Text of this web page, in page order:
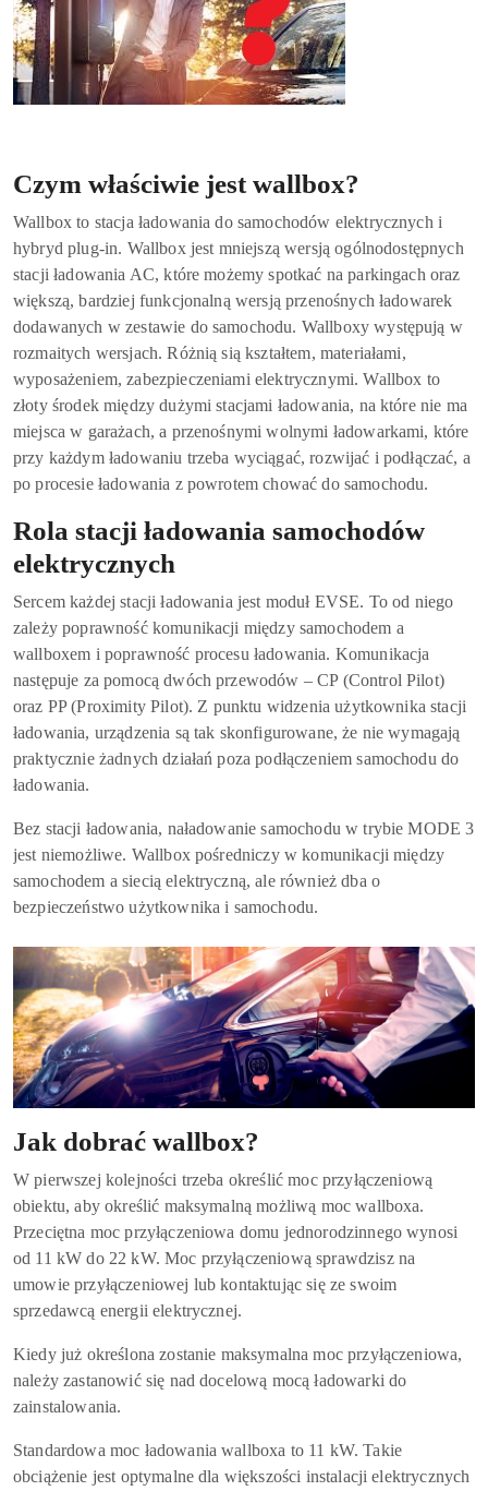
Czym właściwie jest wallbox?
Wallbox to stacja ładowania do samochodów elektrycznych i
hybryd plug-in. Wallbox jest mniejszą wersją ogólnodostępnych
stacji ładowania AC, które możemy spotkać na parkingach oraz
większą, bardziej funkcjonalną wersją przenośnych ładowarek
dodawanych w zestawie do samochodu. Wallboxy występują w
rozmaitych wersjach. Różnią sią kształtem, materiałami,
wyposażeniem, zabezpieczeniami elektrycznymi. Wallbox to
złoty środek między dużymi stacjami ładowania, na które nie ma
miejsca w garażach, a przenośnymi wolnymi ładowarkami, które
przy każdym ładowaniu trzeba wyciągać, rozwijać i podłączać, a
po procesie ładowania z powrotem chować do samochodu.
Rola stacji ładowania samochodów
elektrycznych
Sercem każdej stacji ładowania jest moduł EVSE. To od niego
zależy poprawność komunikacji między samochodem a
wallboxem i poprawność procesu ładowania. Komunikacja
następuje za pomocą dwóch przewodów – CP (Control Pilot)
oraz PP (Proximity Pilot). Z punktu widzenia użytkownika stacji
ładowania, urządzenia są tak skonfigurowane, że nie wymagają
praktycznie żadnych działań poza podłączeniem samochodu do
ładowania.
Bez stacji ładowania, naładowanie samochodu w trybie MODE 3
jest niemożliwe. Wallbox pośredniczy w komunikacji między
samochodem a siecią elektryczną, ale również dba o
bezpieczeństwo użytkownika i samochodu.
Jak dobrać wallbox?
W pierwszej kolejności trzeba określić moc przyłączeniową
obiektu, aby określić maksymalną możliwą moc wallboxa.
Przeciętna moc przyłączeniowa domu jednorodzinnego wynosi
od 11 kW do 22 kW. Moc przyłączeniową sprawdzisz na
umowie przyłączeniowej lub kontaktując się ze swoim
sprzedawcą energii elektrycznej.
Kiedy już określona zostanie maksymalna moc przyłączeniowa,
należy zastanowić się nad docelową mocą ładowarki do
zainstalowania.
Standardowa moc ładowania wallboxa to 11 kW. Takie
obciążenie jest optymalne dla większości instalacji elektrycznych